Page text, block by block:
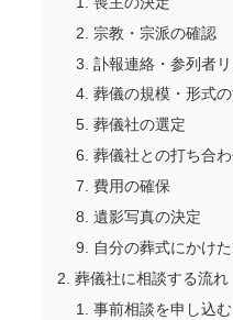
宗教・宗派の確認
訃報連絡・参列者
葬儀の規模・形式
葬儀社の選定
葬儀社との打ち合
費用の確保
遺影写真の決定
自分の葬式にかけ
葬儀社に相談する流れ
事前相談を申し込む